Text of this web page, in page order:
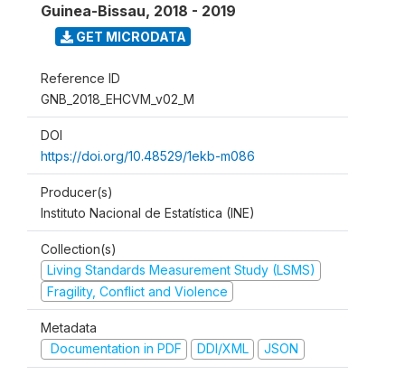
Guinea-Bissau, 2018 - 2019
GET MICRODATA
Reference ID
GNB_2018_EHCVM_v02_M
DOI
https://doi.org/10.48529/1ekb-m086
Producer(s)
Instituto Nacional de Estatística (INE)
Collection(s)
Living Standards Measurement Study (LSMS)
Fragility, Conflict and Violence
Metadata
Documentation in PDF
DDI/XML JSON